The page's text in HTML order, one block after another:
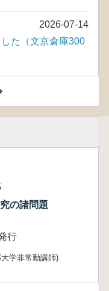
2026-07-14
た（文京倉庫300
の諸問題
行
学非常勤講師)